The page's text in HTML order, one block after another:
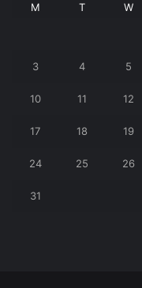
M T W
3 4 5
10 11 12
17 18 19
24 25 26
31